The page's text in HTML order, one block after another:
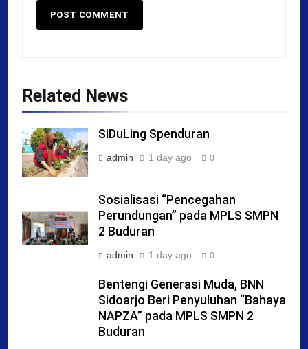
Related News
SiDuLing Spenduran
admin 1 day ago 0
Sosialisasi “Pencegahan
Perundungan” pada MPLS SMPN
2 Buduran
admin 1 day ago 0
Bentengi Generasi Muda, BNN
Sidoarjo Beri Penyuluhan “Bahaya
NAPZA” pada MPLS SMPN 2
Buduran